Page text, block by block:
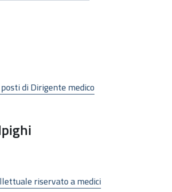
di Dirigente medico
riservato a medici